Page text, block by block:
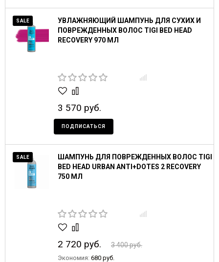
SALE
УВЛАЖНЯЮЩИЙ ШАМПУНЬ ДЛЯ СУХИХ И
ПОВРЕЖДЕННЫХ ВОЛОС TIGI BED HEAD
RECOVERY 970 МЛ
3 570 руб.
ПОДПИСАТЬСЯ
SALE
ШАМПУНЬ ДЛЯ ПОВРЕЖДЕННЫХ ВОЛОС TIGI
BED HEAD URBAN ANTI+DOTES 2 RECOVERY
750 МЛ
2 720 руб. 3 400 руб.
Экономия: 680 руб.